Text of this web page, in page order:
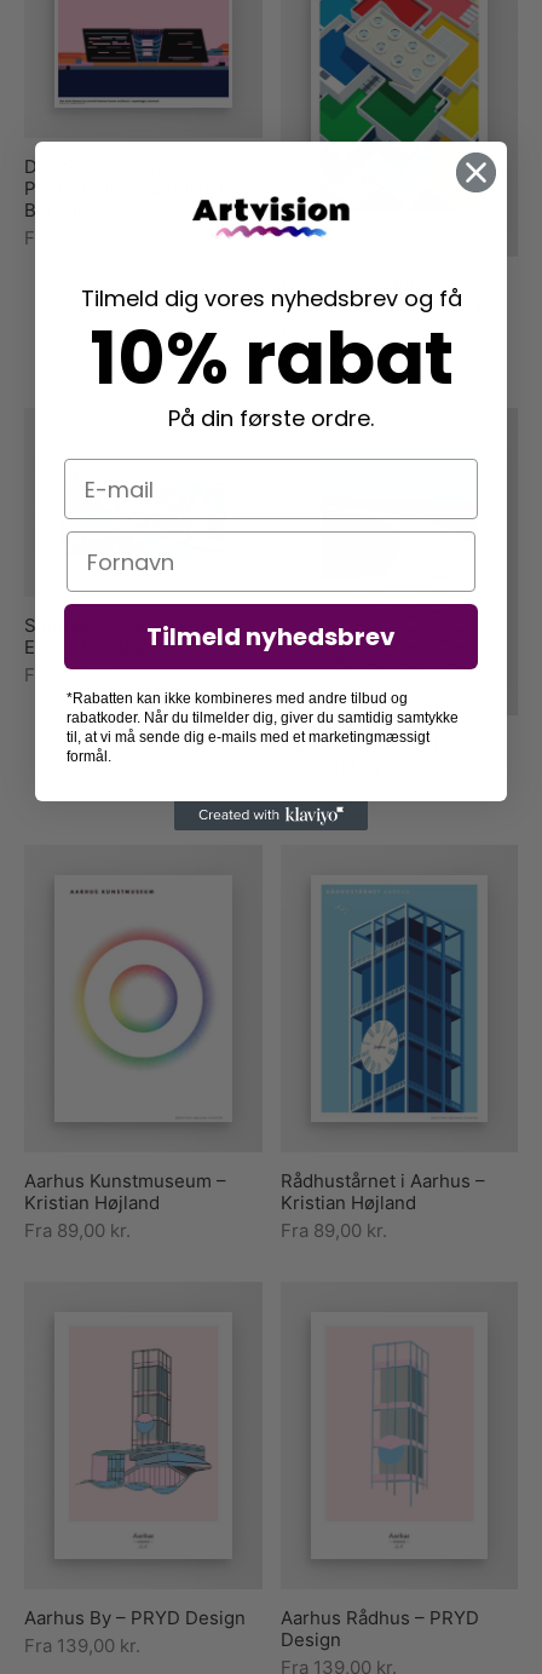
Den Sorte Diamant –
PosterHaus x Candela De
Bortoli
Fra
Lego House, Billund –
PosterHaus x Candela De
Bortoli
Fra
279,00kr.
Sunrise in Copenhagen –
Emma Forsberg
Fra
179,00kr.
Varna Strand i Aarhus –
Aarhus Kunstmuseum –
Kristian Højland
Fra 89,00 kr.
Rådhustårnet i Aarhus –
Kristian Højland
Fra 89,00 kr.
Aarhus By – PRYD Design
Fra 139,00 kr.
Aarhus Rådhus – PRYD
Design
Fra 139,00 kr.
Tilmeld dig vores nyhedsbrev og få
10% rabat
På din første ordre.
E-mail
Navn
Tilmeld nyhedsbrev
*Rabatten kan ikke kombineres med andre tilbud og
rabatkoder. Når du tilmelder dig, giver du samtidig samtykke
til, at vi må sende dig e-mails med et marketingmæssigt
formål.